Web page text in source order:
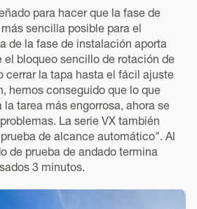
para hacer que la fase de
sencilla posible para el
de la fase de instalación aporta
el bloqueo sencillo de rotación de
cerrar la tapa hasta el fácil ajuste
hemos conseguido que lo que
tarea más engorrosa, ahora se
La serie VX también
de alcance automático". Al
de prueba de andado termina
3 minutos.